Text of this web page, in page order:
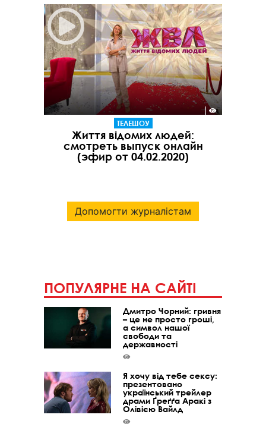
ТЕЛЕШОУ
Життя відомих людей:
смотреть выпуск онлайн
(эфир от 04.02.2020)
Допомогти журналістам
ПОПУЛЯРНЕ НА САЙТІ
Дмитро Чорний: гривня
– це не просто гроші,
а символ нашої
свободи та
державності
Я хочу від тебе сексу:
презентовано
український трейлер
драми Ґреґґа Аракі з
Олівією Вайлд